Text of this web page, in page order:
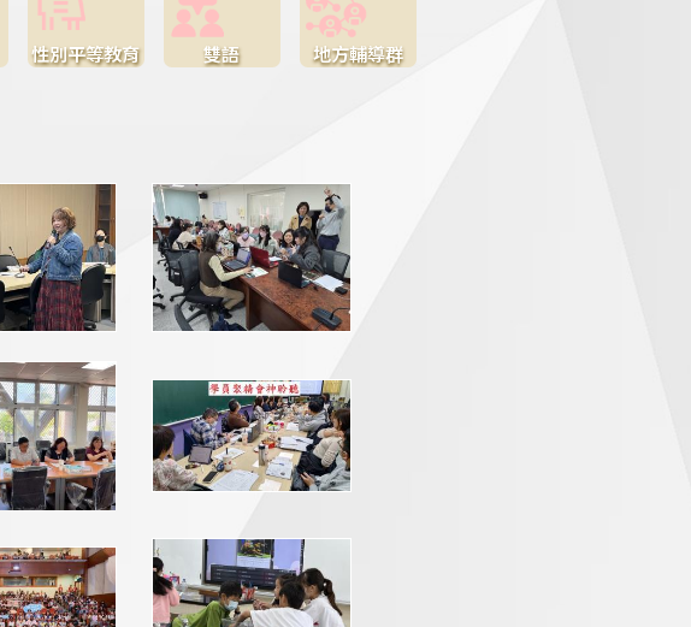
性別平等教育 雙語 地方輔導群